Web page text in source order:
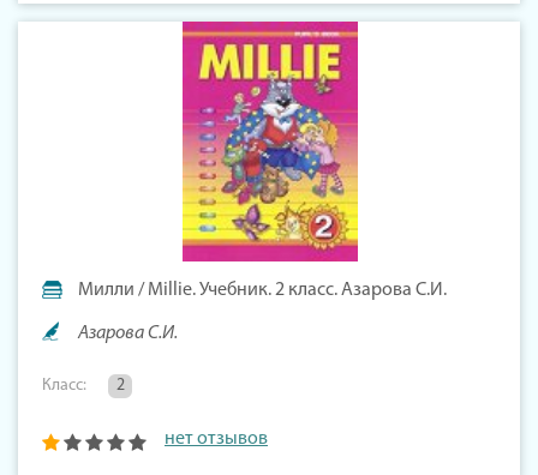
Милли / Millie. Учебник. 2 класс. Азарова С.И.
Азарова С.И.
Класс: 2
нет отзывов